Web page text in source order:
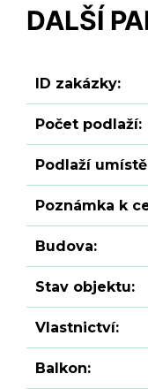
DALŠÍ
ID zakázky:
Počet podlaží:
Podlaží
Poznámka k
Budova:
Stav objektu:
Vlastnictví:
Balkon: